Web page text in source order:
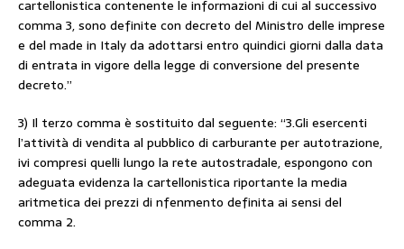
cartellonistica contenente le informazioni di cui al successivo
comma 3, sono definite con decreto del Ministro delle imprese
e del made in Italy da adottarsi entro quindici giorni dalla data
di entrata in vigore della legge di conversione del presente
decreto.”
3) Il terzo comma è sostituito dal seguente: “3.Gli esercenti
l’attività di vendita al pubblico di carburante per autotrazione,
ivi compresi quelli lungo la rete autostradale, espongono con
adeguata evidenza la cartellonistica riportante la media
aritmetica dei prezzi di nfenmento definita ai sensi del
comma 2.